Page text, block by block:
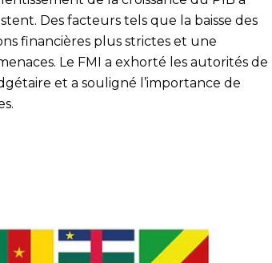
Des facteurs tels que la baisse des
financières plus strictes et une
Le FMI a exhorté les autorités de
et a souligné l’importance de